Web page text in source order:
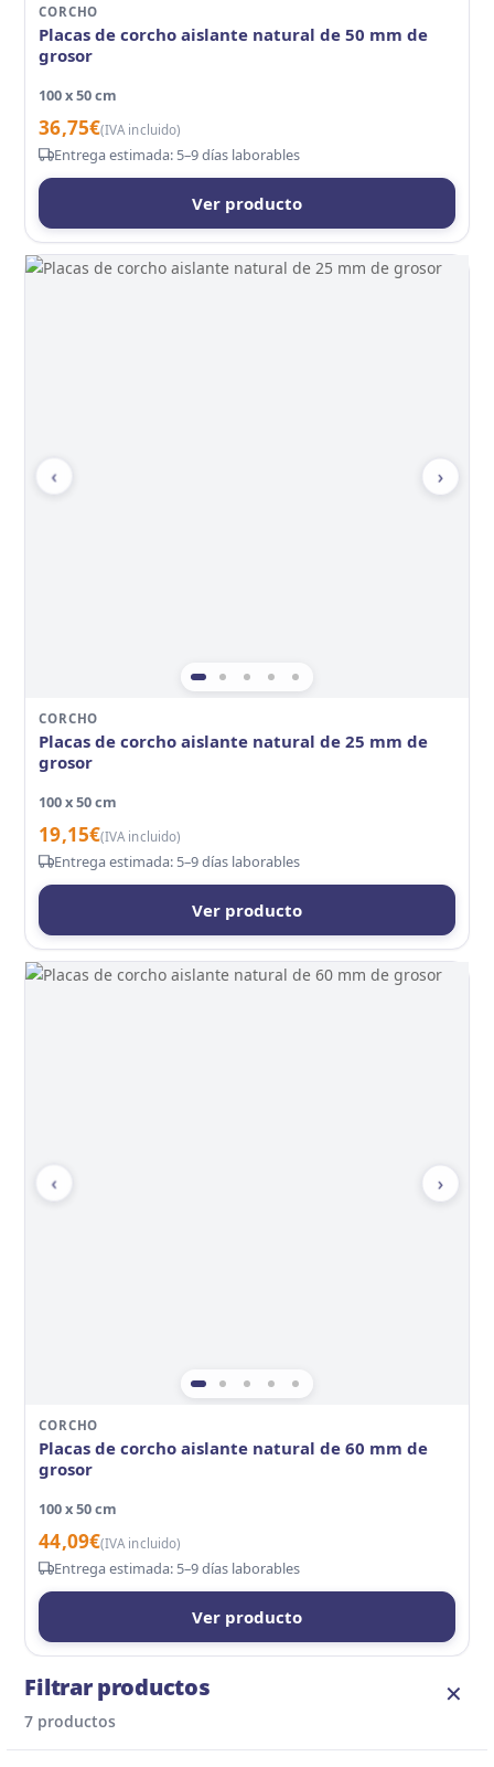
CORCHO
Placas de corcho aislante natural de 50 mm de
grosor
100 x 50 cm
36,75€(IVA incluido)
Entrega estimada: 5–9 días laborables
Ver producto
‹ ›
CORCHO
Placas de corcho aislante natural de 25 mm de
grosor
100 x 50 cm
19,15€(IVA incluido)
Entrega estimada: 5–9 días laborables
Ver producto
‹ ›
CORCHO
Placas de corcho aislante natural de 60 mm de
grosor
100 x 50 cm
44,09€(IVA incluido)
Entrega estimada: 5–9 días laborables
Ver producto
Filtrar productos
7 productos
✕